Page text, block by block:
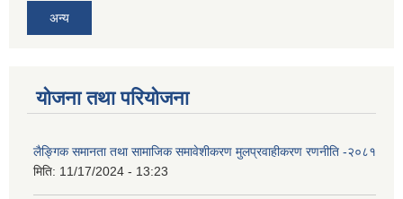
अन्य
योजना तथा परियोजना
लैङ्गिक समानता तथा सामाजिक समावेशीकरण मुलप्रवाहीकरण रणनीति -२०८१
मिति: 11/17/2024 - 13:23